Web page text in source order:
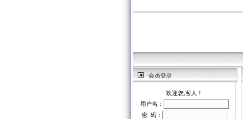
会员登录
欢迎您,客人！
用户名：
密 码：